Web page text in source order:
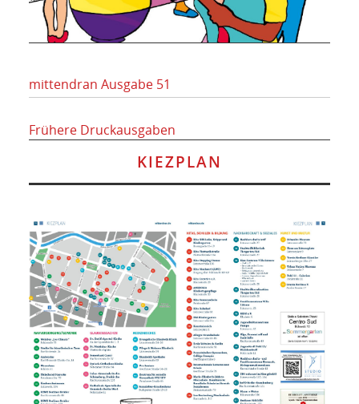
mittendran Ausgabe 51
Frühere Druckausgaben
KIEZPLAN